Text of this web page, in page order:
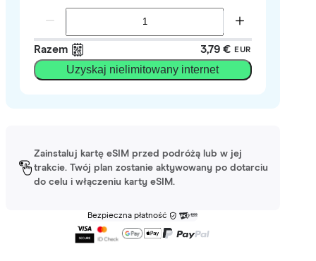
Razem 3,79 € EUR
Uzyskaj nielimitowany internet
Zainstaluj kartę eSIM przed podróżą lub w jej
trakcie. Twój plan zostanie aktywowany po dotarciu
do celu i włączeniu karty eSIM.
Bezpieczna płatność